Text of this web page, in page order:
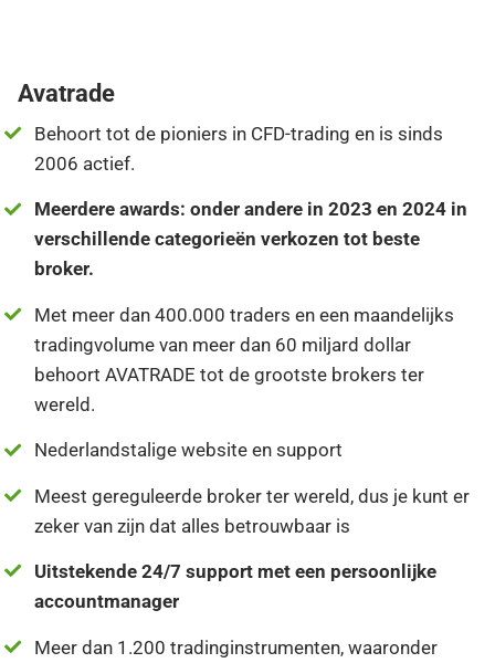
Avatrade
Behoort tot de pioniers in CFD-trading en is sinds
2006 actief.
Meerdere awards: onder andere in 2023 en 2024 in
verschillende categorieën verkozen tot beste
broker.
Met meer dan 400.000 traders en een maandelijks
tradingvolume van meer dan 60 miljard dollar
behoort AVATRADE tot de grootste brokers ter
wereld.
Nederlandstalige website en support
Meest gereguleerde broker ter wereld, dus je kunt er
zeker van zijn dat alles betrouwbaar is
Uitstekende 24/7 support met een persoonlijke
accountmanager
Meer dan 1.200 tradinginstrumenten, waaronder